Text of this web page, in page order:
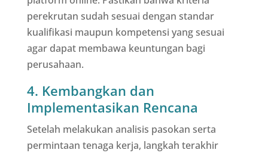
perekrutan sudah sesuai dengan standar
kualifikasi maupun kompetensi yang sesuai
agar dapat membawa keuntungan bagi
perusahaan.
4. Kembangkan dan
Implementasikan Rencana
Setelah melakukan analisis pasokan serta
permintaan tenaga kerja, langkah terakhir